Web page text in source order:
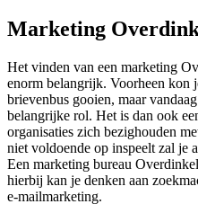
Marketing
Het vinden van een marketing
enorm belangrijk. Voorheen kon
brievenbus gooien, maar
belangrijke rol. Het is dan ook
organisaties zich bezighouden
niet voldoende op inspeelt zal je
Een marketing bureau
hierbij kan je denken aan
e-mailmarketing.